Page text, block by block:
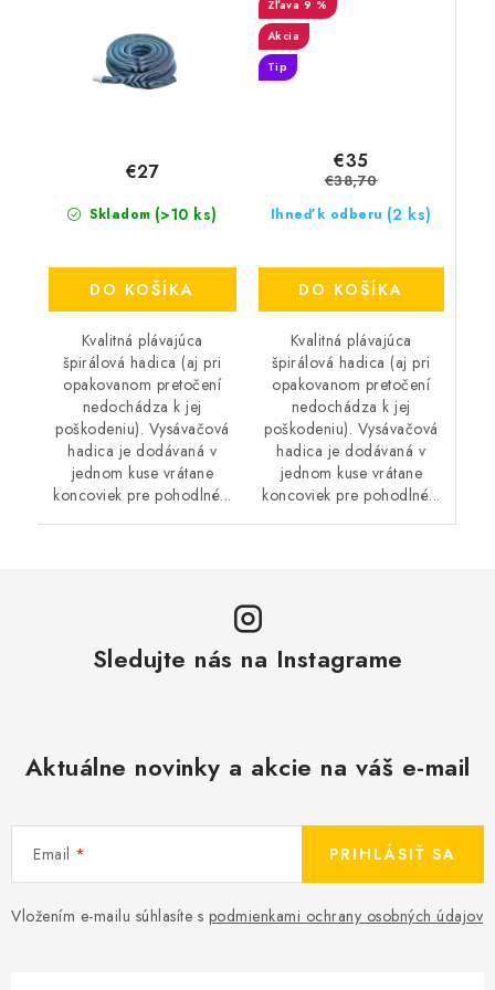
Skladom (>10 ks)
€27
DO KOŠÍKA
Kvalitná plávajúca
špirálová hadica (aj pri
opakovanom pretočení
nedochádza k jej
poškodeniu). Vysávačová
hadica je dodávaná v
jednom kuse vrátane
koncoviek pre pohodlné...
9 %
Akcia
Tip
Ihneď k odberu (2 ks)
€35
€38,70
DO KOŠÍKA
Kvalitná plávajúca
špirálová hadica (aj pri
opakovanom pretočení
nedochádza k jej
poškodeniu). Vysávačová
hadica je dodávaná v
jednom kuse vrátane
koncoviek pre pohodlné...
Sledujte nás na Instagrame
Aktuálne novinky a akcie na váš e-mail
Email
Vložením e-mailu súhlasíte s podmienkami ochrany osobných údajov
PRIHLÁSIŤ SA